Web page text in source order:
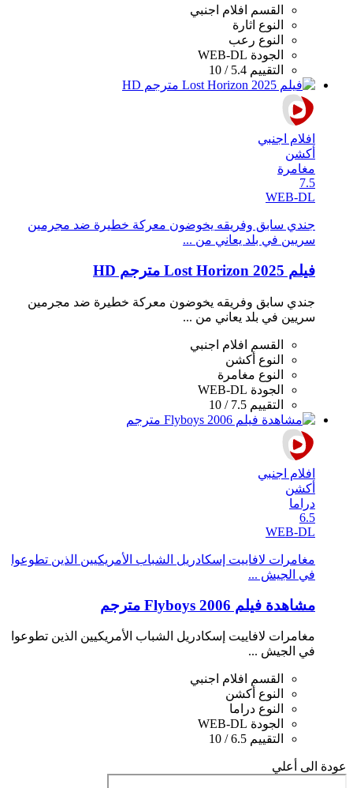
القسم افلام اجنبي
النوع اثارة
النوع رعب
الجودة WEB-DL
التقييم 5.4 / 10
افلام اجنبي
أكشن
مغامرة
7.5
WEB-DL
جندي سابق وفريقه يخوضون معركة خطيرة ضد مجرمين
سريين في بلد يعاني من ...
فيلم Lost Horizon 2025 مترجم HD
جندي سابق وفريقه يخوضون معركة خطيرة ضد مجرمين
سريين في بلد يعاني من ...
القسم
افلام اجنبي
النوع أكشن
النوع مغامرة
الجودة WEB-DL
التقييم 7.5 / 10
افلام اجنبي
أكشن
دراما
6.5
WEB-DL
مغامرات لافاييت إسكادريل الشباب الأمريكيين الذين تطوعوا
في الجيش ...
مشاهدة فيلم Flyboys 2006 مترجم
مغامرات لافاييت إسكادريل الشباب الأمريكيين الذين تطوعوا
في الجيش ...
القسم
افلام اجنبي
النوع أكشن
النوع دراما
الجودة WEB-DL
التقييم 6.5 / 10
عودة الى أعلي